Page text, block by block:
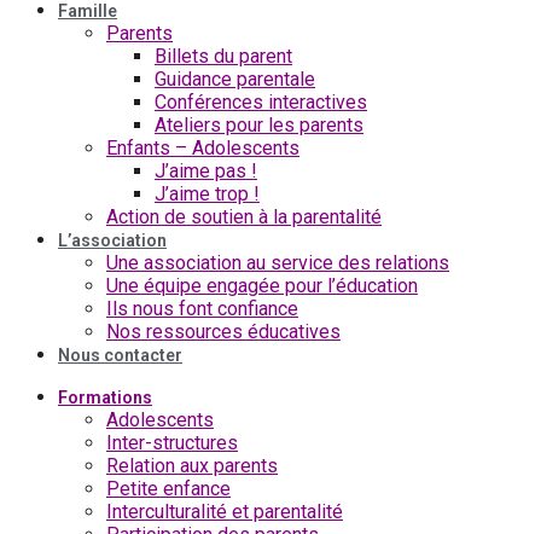
Famille
Parents
Billets du parent
Guidance parentale
Conférences interactives
Ateliers pour les parents
Enfants – Adolescents
J’aime pas !
J’aime trop !
Action de soutien à la parentalité
L’association
Une association au service des relations
Une équipe engagée pour l’éducation
Ils nous font confiance
Nos ressources éducatives
Nous contacter
Formations
Adolescents
Inter-structures
Relation aux parents
Petite enfance
Interculturalité et parentalité